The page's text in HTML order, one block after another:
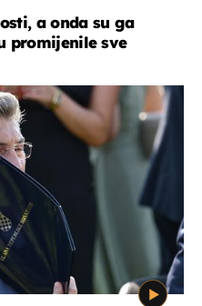
a onda su ga
promijenile sve